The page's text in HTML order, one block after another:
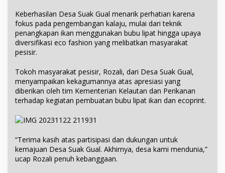
Keberhasilan Desa Suak Gual menarik perhatian karena
fokus pada pengembangan kalaju, mulai dari teknik
penangkapan ikan menggunakan bubu lipat hingga upaya
diversifikasi eco fashion yang melibatkan masyarakat
pesisir.
Tokoh masyarakat pesisir, Rozali, dari Desa Suak Gual,
menyampaikan kekagumannya atas apresiasi yang
diberikan oleh tim Kementerian Kelautan dan Perikanan
terhadap kegiatan pembuatan bubu lipat ikan dan ecoprint.
“Terima kasih atas partisipasi dan dukungan untuk
kemajuan Desa Suak Gual. Akhirnya, desa kami mendunia,”
ucap Rozali penuh kebanggaan.